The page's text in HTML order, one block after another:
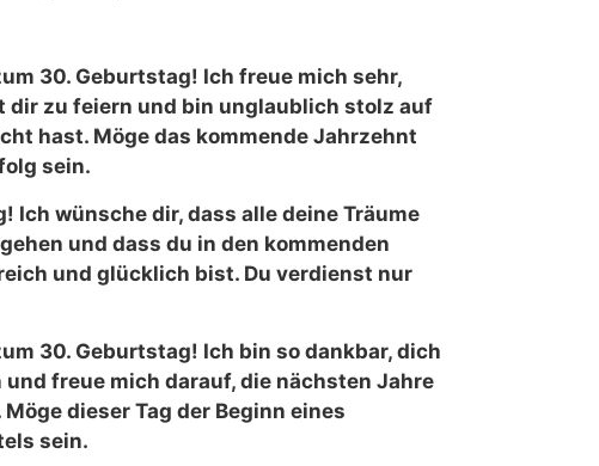
30. Geburtstag! Ich freue mich sehr,
dir zu feiern und bin unglaublich stolz auf
hast. Möge das kommende Jahrzehnt
sein.
Ich wünsche dir, dass alle deine Träume
und dass du in den kommenden
und glücklich bist. Du verdienst nur
30. Geburtstag! Ich bin so dankbar, dich
und freue mich darauf, die nächsten Jahre
dieser Tag der Beginn eines
sein.